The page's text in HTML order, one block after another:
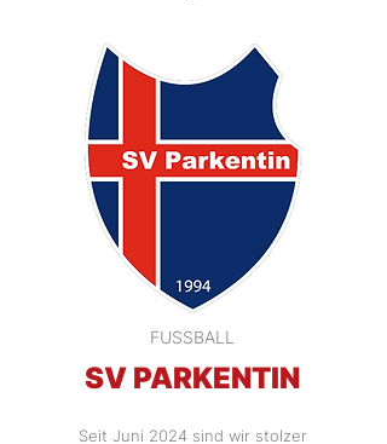
FUSSBALL
SV PARKENTIN
Seit Juni 2024 sind wir stolzer